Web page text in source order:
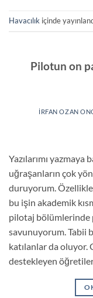
Havacılık içinde
Pilotun on
İRFAN OZAN
Yazılarımı yazmaya
uğraşanların çok
duruyorum.
bu işin akademik
pilotaj bölümlerinde
savunuyorum. Tabii
katılanlar da oluyor.
destekleyen